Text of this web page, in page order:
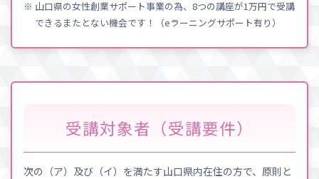
※ 山口県の女性創業サポート事業の為、8つの講座が1万円で受講
できるまたとない機会です！（eラーニングサポート有り）
受講対象者（受講要件）
次の（ア）及び（イ）を満たす山口県内在住の方で、原則と